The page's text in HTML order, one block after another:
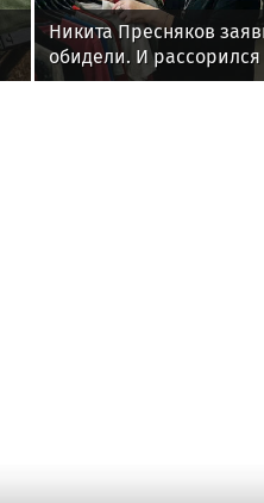
Никита Пресняков
обидели. И
политики